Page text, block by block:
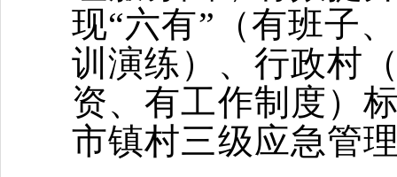
现“六有”（有班子
训演练）、行政村
资、有工作制度）
市镇村三级应急管